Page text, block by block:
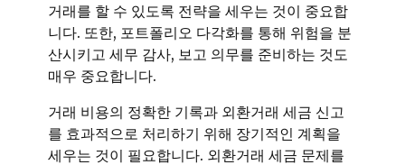
거래를 할 수 있도록 전략을 세우는 것이 중요합
니다. 또한, 포트폴리오 다각화를 통해 위험을 분
산시키고 세무 감사, 보고 의무를 준비하는 것도
매우 중요합니다.
거래 비용의 정확한 기록과 외환거래 세금 신고
를 효과적으로 처리하기 위해 장기적인 계획을
세우는 것이 필요합니다. 외환거래 세금 문제를